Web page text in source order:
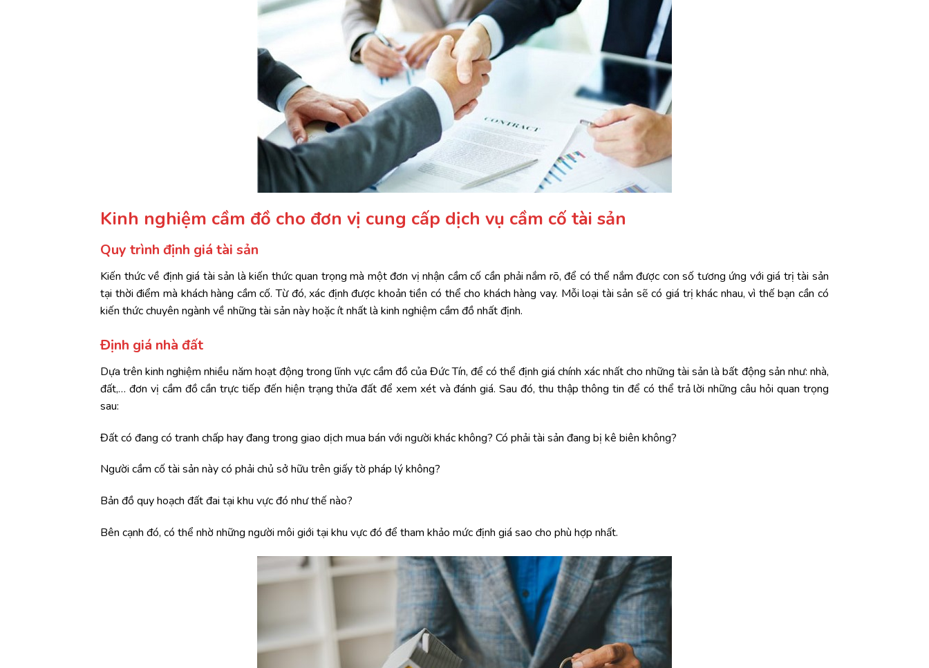
Kinh nghiệm cầm đồ cho đơn vị cung cấp dịch vụ cầm cố tài sản
Quy trình định giá tài sản
Kiến thức về định giá tài sản là kiến thức quan trọng mà một đơn vị nhận cầm cố cần phải nắm rõ, để có thể nắm được con số tương ứng với giá trị tài sản
tại thời điểm mà khách hàng cầm cố. Từ đó, xác định được khoản tiền có thể cho khách hàng vay. Mỗi loại tài sản sẽ có giá trị khác nhau, vì thế bạn cần có
kiến thức chuyên ngành về những tài sản này hoặc ít nhất là kinh nghiệm cầm đồ nhất định.
Định giá nhà đất
Dựa trên kinh nghiệm nhiều năm hoạt động trong lĩnh vực cầm đồ của Đức Tín, để có thể định giá chính xác nhất cho những tài sản là bất động sản như: nhà,
đất,… đơn vị cầm đồ cần trực tiếp đến hiện trạng thửa đất để xem xét và đánh giá. Sau đó, thu thập thông tin để có thể trả lời những câu hỏi quan trọng
sau:
Đất có đang có tranh chấp hay đang trong giao dịch mua bán với người khác không? Có phải tài sản đang bị kê biên không?
Người cầm cố tài sản này có phải chủ sở hữu trên giấy tờ pháp lý không?
Bản đồ quy hoạch đất đai tại khu vực đó như thế nào?
Bên cạnh đó, có thể nhờ những người môi giới tại khu vực đó để tham khảo mức định giá sao cho phù hợp nhất.